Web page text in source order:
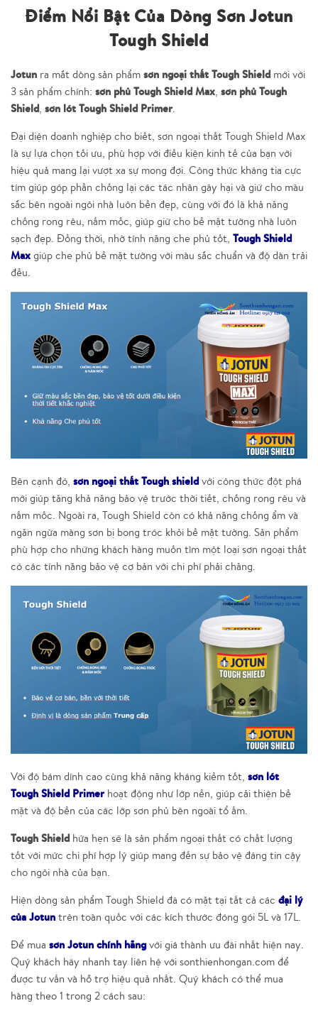
Điểm Nổi Bật Của Dòng Sơn Jotun
Tough Shield
Jotun ra mắt dòng sản phẩm sơn ngoại thất Tough Shield mới với
3 sản phẩm chính: sơn phủ Tough Shield Max, sơn phủ Tough
Shield, sơn lót Tough Shield Primer.
Đại diện doanh nghiệp cho biết, sơn ngoại thất Tough Shield Max
là sự lựa chọn tối ưu, phù hợp với điều kiện kinh tế của bạn với
hiệu quả mang lại vượt xa sự mong đợi. Công thức kháng tia cực
tím giúp góp phần chống lại các tác nhân gây hại và giữ cho màu
sắc bên ngoài ngôi nhà luôn bền đẹp, cùng với đó là khả năng
chống rong rêu, nấm mốc, giúp giữ cho bề mặt tường nhà luôn
sạch đẹp. Đồng thời, nhờ tính năng che phủ tốt, Tough Shield
Max giúp che phủ bề mặt tường với màu sắc chuẩn và độ dàn trải
đều.
Bên cạnh đó, sơn ngoại thất Tough shieldvới công thức đột phá
mới giúp tăng khả năng bảo vệ trước thời tiết, chống rong rêu và
nấm mốc. Ngoài ra, Tough Shield còn có khả năng chống ẩm và
ngăn ngừa màng sơn bị bong tróc khỏi bề mặt tường. Sản phẩm
phù hợp cho những khách hàng muốn tìm một loại sơn ngoại thất
có các tính năng bảo vệ cơ bản với chi phí phải chăng.
Với độ bám dính cao cùng khả năng kháng kiềm tốt, sơn lót
Tough Shield Primerhoạt động như lớp nền, giúp cải thiện bề
mặt và độ bền của các lớp sơn phủ bên ngoài tổ ấm.
Tough Shieldhứa hẹn sẽ là sản phẩm ngoại thất có chất lượng
tốt với mức chi phí hợp lý giúp mang đến sự bảo vệ đáng tin cậy
cho ngôi nhà của bạn.
Hiện dòng sản phẩm Tough Shield đã có mặt tại tất cả các đại lý
của Jotun trên toàn quốc với các kích thước đóng gói 5L và 17L.
Để mua sơn Jotun chính hãngvới giá thành ưu đãi nhất hiện nay.
Quý khách hãy nhanh tay liên hệ với sonthienhongan.com để
được tư vấn và hỗ trợ hiệu quả nhất. Quý khách có thể mua
hàng theo 1 trong 2 cách sau: